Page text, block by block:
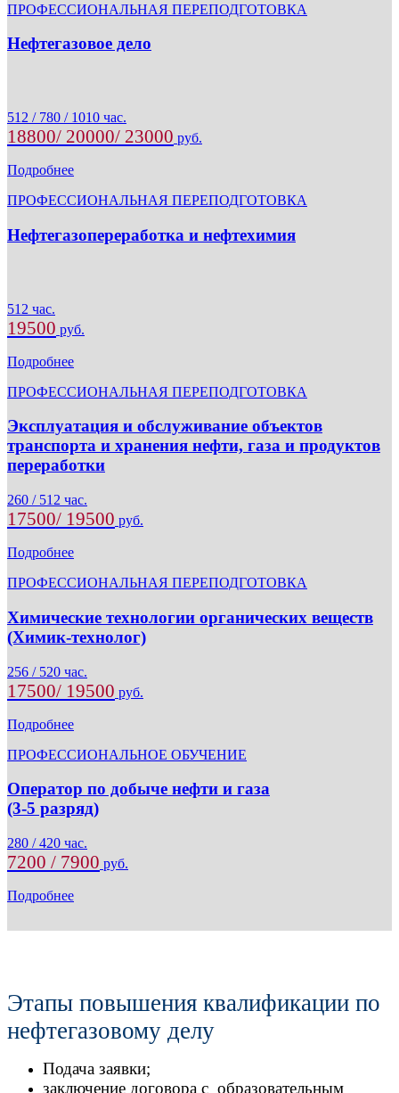
ПРОФЕССИОНАЛЬНАЯ ПЕРЕПОДГОТОВКА
Нефтегазовое дело
512 / 780 / 1010 час.
18800/ 20000/ 23000 руб.
Подробнее
ПРОФЕССИОНАЛЬНАЯ ПЕРЕПОДГОТОВКА
Нефтегазопереработка и нефтехимия
512 час.
19500 руб.
Подробнее
ПРОФЕССИОНАЛЬНАЯ ПЕРЕПОДГОТОВКА
Эксплуатация и обслуживание объектов
транспорта и хранения нефти, газа и продуктов
переработки
260 / 512 час.
17500/ 19500 руб.
Подробнее
ПРОФЕССИОНАЛЬНАЯ ПЕРЕПОДГОТОВКА
Химические технологии органических веществ
(Химик-технолог)
256 / 520 час.
17500/ 19500 руб.
Подробнее
ПРОФЕССИОНАЛЬНОЕ ОБУЧЕНИЕ
Оператор по добыче нефти и газа
(3-5 разряд)
280 / 420 час.
7200 / 7900 руб.
Подробнее
Этапы повышения квалификации по
нефтегазовому делу
Подача заявки;
заключение договора с образовательным